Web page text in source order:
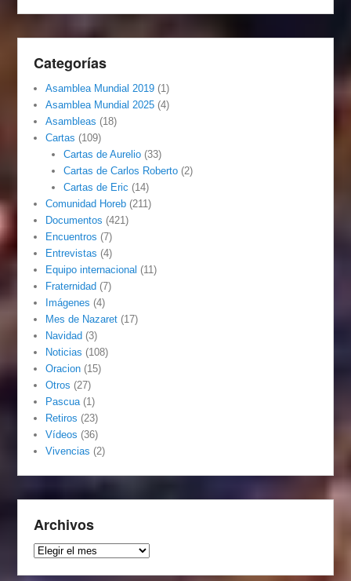
Categorías
Asamblea Mundial 2019 (1)
Asamblea Mundial 2025 (4)
Asambleas (18)
Cartas (109)
Cartas de Aurelio(33)
Cartas de Carlos Roberto(2)
Cartas de Eric (14)
Comunidad Horeb (211)
Documentos (421)
Encuentros (7)
Entrevistas (4)
Equipo internacional (11)
Fraternidad (7)
Imágenes (4)
Mes de Nazaret (17)
Navidad (3)
Noticias (108)
Oracion (15)
Otros (27)
Pascua (1)
Retiros (23)
Vídeos (36)
Vivencias (2)
Archivos
Archivos